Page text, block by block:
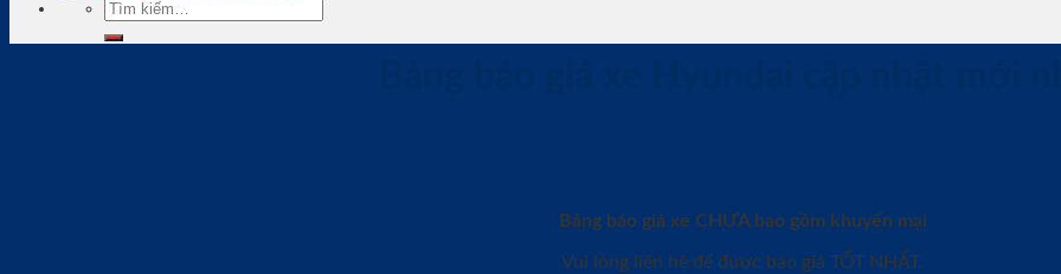
Bảng báo giá xe CHƯA bao gồm khuyến mại
Vui lòng liên hệ để được báo giá TỐT NHẤT.